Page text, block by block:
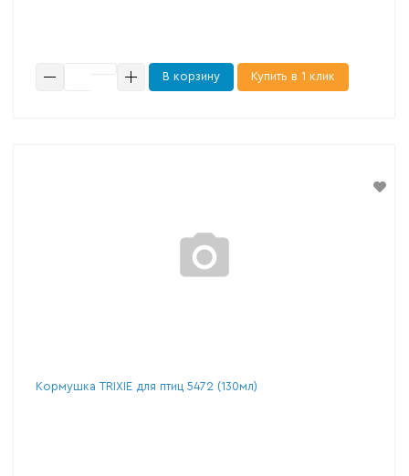
В корзину Купить в 1 клик
Кормушка TRIXIE для птиц 5472 (130мл)